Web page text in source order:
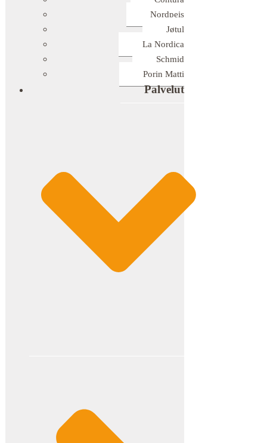
Nordpeis
Jøtul
La Nordica
Schmid
Porin Matti
Palvelut